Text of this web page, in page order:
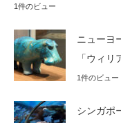
1件のビュー
ニューヨ
「ウィ
1件のビュー
シンガポ